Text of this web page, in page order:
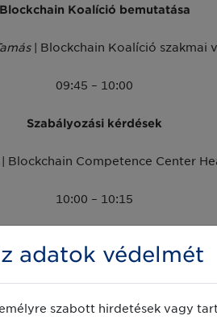
Blockchain Koalíció bemutatása
| Blockchain Koalíció szakmai
09:45 – 10:00
Szabályozási kérdések
| Blockchain Competence Center
10:00 – 10:15
10:15 – 10:30
adatok védelmét
szabott hirdetések vagy